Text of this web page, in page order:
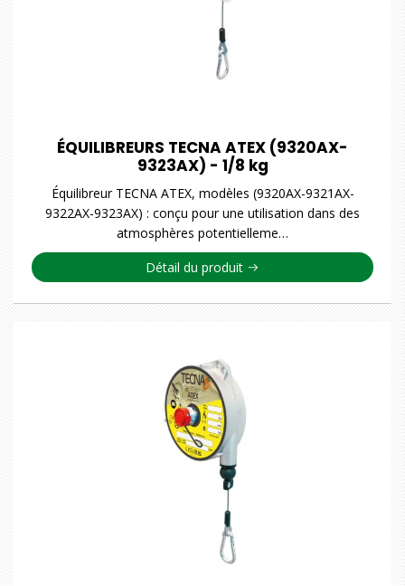
ÉQUILIBREURS TECNA ATEX (9320AX-
9323AX) - 1/8 kg
Équilibreur TECNA ATEX, modèles (9320AX-9321AX-
9322AX-9323AX) : conçu pour une utilisation dans des
atmosphères potentielleme…
Détail du produit